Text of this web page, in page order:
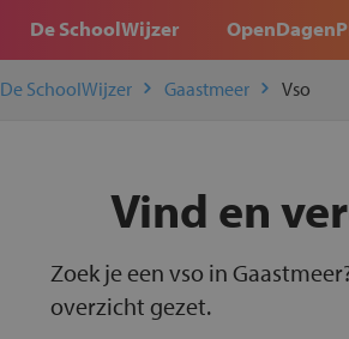
De SchoolWijzer
De SchoolWijzer Gaastmeer Vso
Vind en
Zoek je een vso in
overzicht gezet.